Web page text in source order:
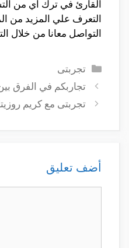
القارئ في ترك اي من
التعرف علي المزيد من
التواصل معانا من خلال
التصنيفات
تجربتى
تجاربكم في الفرق
تجربتى مع كريم
أضف تعليق